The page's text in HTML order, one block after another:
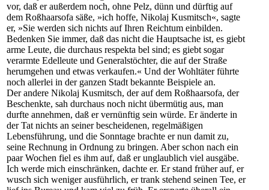
vor, daß er außerdem noch, ohne Pelz, dünn und dürftig auf
dem Roßhaarsofa säße, »ich hoffe, Nikolaj Kusmitsch«, sagte
er, »Sie werden sich nichts auf Ihren Reichtum einbilden.
Bedenken Sie immer, daß das nicht die Hauptsache ist, es giebt
arme Leute, die durchaus respekta bel sind; es giebt sogar
verarmte Edelleute und Generalstöchter, die auf der Straße
herumgehen und etwas verkaufen.« Und der Wohltäter führte
noch allerlei in der ganzen Stadt bekannte Beispiele an.
Der andere Nikolaj Kusmitsch, der auf dem Roßhaarsofa, der
Beschenkte, sah durchaus noch nicht übermütig aus, man
durfte annehmen, daß er vernünftig sein würde. Er änderte in
der Tat nichts an seiner bescheidenen, regelmäßigen
Lebensführung, und die Sonntage brachte er nun damit zu,
seine Rechnung in Ordnung zu bringen. Aber schon nach ein
paar Wochen fiel es ihm auf, daß er unglaublich viel ausgäbe.
Ich werde mich einschränken, dachte er. Er stand früher auf, er
wusch sich weniger ausführlich, er trank stehend seinen Tee, er